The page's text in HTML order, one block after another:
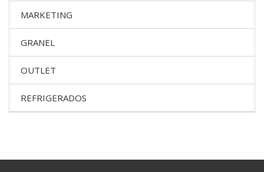
MARKETING
GRANEL
OUTLET
REFRIGERADOS